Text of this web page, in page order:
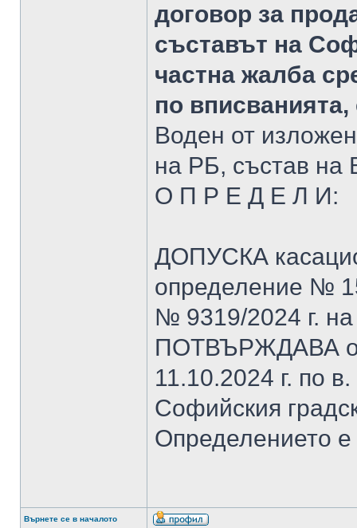
договор за
съставът на
частна жалба
по вписванията,
Воден от
на РБ, състав на
О П Р Е Д Е Л И:
ДОПУСКА
определение №
№ 9319/2024 г.
ПОТВЪРЖДАВА
11.10.2024 г. по
Софийския
Определението е
Върнете се в началото